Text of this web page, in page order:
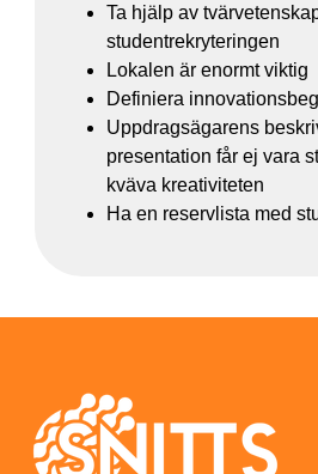
Ta hjälp av
studentrekryteringen
Lokalen är enormt viktig
Definiera
Uppdragsägarens
presentation får ej vara
kväva kreativiteten
Ha en reservlista med